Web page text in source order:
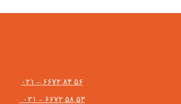
۵۶ ۸۴ ۶۶۷۲ – ۰۲۱
۵۳ ۵۸ ۶۶۷۲ – ۰۲۱